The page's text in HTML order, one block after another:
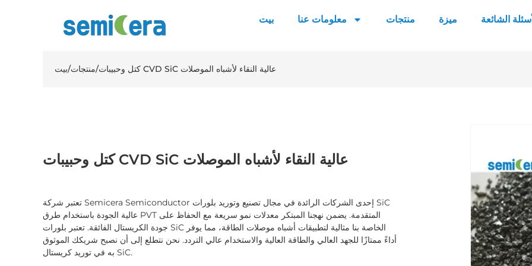
بيت معلومات عنا منتجات ميزة الشائعة
بيت/منتجات/
كتل وحبيبات CVD SiC عالية النقاء لأشباه الموصلات
تعتبر شركة Semicera Semiconductor إحدى الشركات الرائدة في مجال تصنيع وتوريد بلورات SiC
عالية الجودة باستخدام طرق PVT المتقدمة. يضمن نهجنا المبتكر معدلات نمو سريعة مع الحفاظ على
جودة الكريستال الفائقة. تعتبر بلورات SiC الخاصة بنا مثالية لتطبيقات أشباه موصلات الطاقة، مما يوفر
أداءً ممتازًا للجهد العالي والطاقة العالية والاستخدام عالي التردد. نحن نتطلع إلى أن نصبح شريكك الموثوق
به في توريد كريستال SiC.